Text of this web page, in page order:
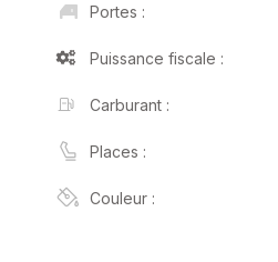
Portes :
Puissance fiscale :
Carburant :
Places :
Couleur :